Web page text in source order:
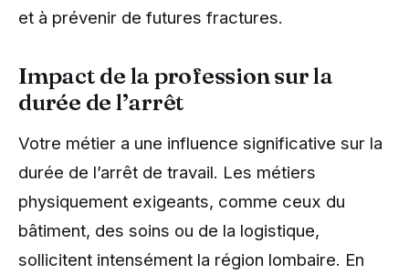
et à prévenir de futures fractures.
Impact de la profession sur la
durée de l’arrêt
Votre métier a une influence significative sur la
durée de l’arrêt de travail. Les métiers
physiquement exigeants, comme ceux du
bâtiment, des soins ou de la logistique,
sollicitent intensément la région lombaire. En